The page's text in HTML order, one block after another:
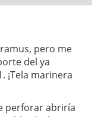
pero me
del ya
¡Tela marinera
perforar abriría